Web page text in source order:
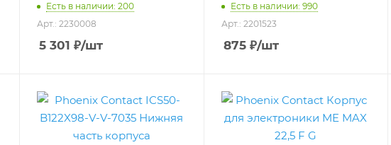
Есть в наличии: 200
Арт.: 2230008
5 301 ₽/шт
Есть в наличии: 990
Арт.: 2201523
875₽/шт